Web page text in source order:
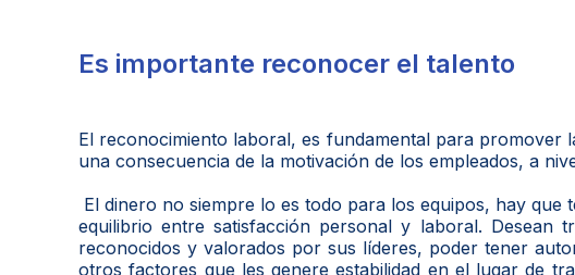
Es importante reconocer el talento
El reconocimiento laboral, es fundamental para promover
una consecuencia de la motivación de los empleados, a
El dinero no siempre lo es todo para los equipos, hay
equilibrio entre satisfacción personal y laboral. Desean
reconocidos y valorados por sus líderes, poder tener
otros factores que les genere estabilidad en el lugar de